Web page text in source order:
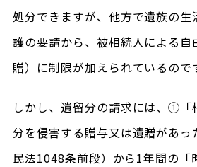
処分できますが、他方で遺族の
護の要請から、被相続人による自
贈）に制限が加えられているので
しかし、遺留分の請求には、①「
分を侵害する贈与又は遺贈があっ
民法1048条前段）から1年間の「